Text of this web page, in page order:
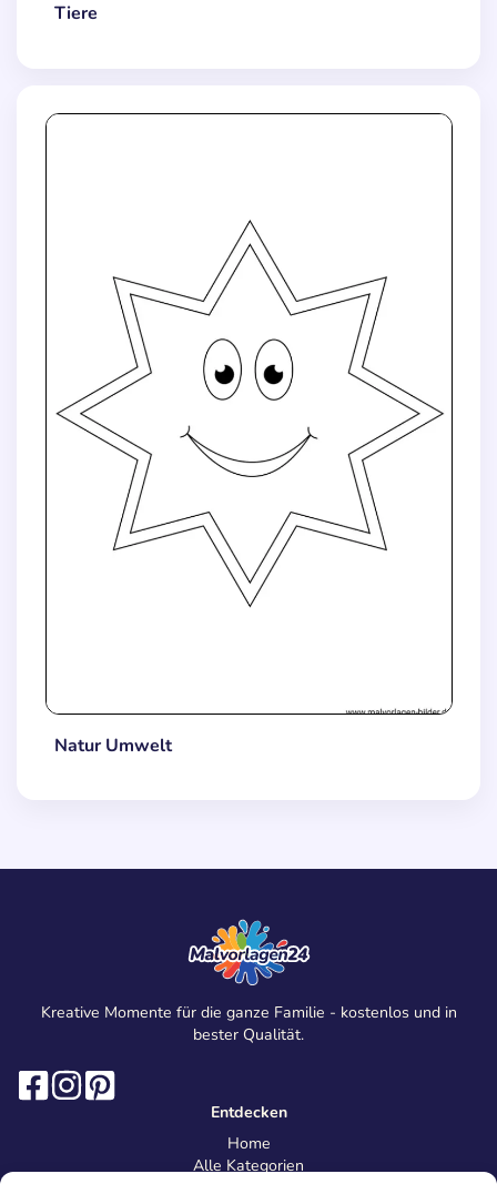
Tiere
Natur Umwelt
Kreative Momente für die ganze Familie - kostenlos und in
bester Qualität.
Entdecken
Home
Alle Kategorien